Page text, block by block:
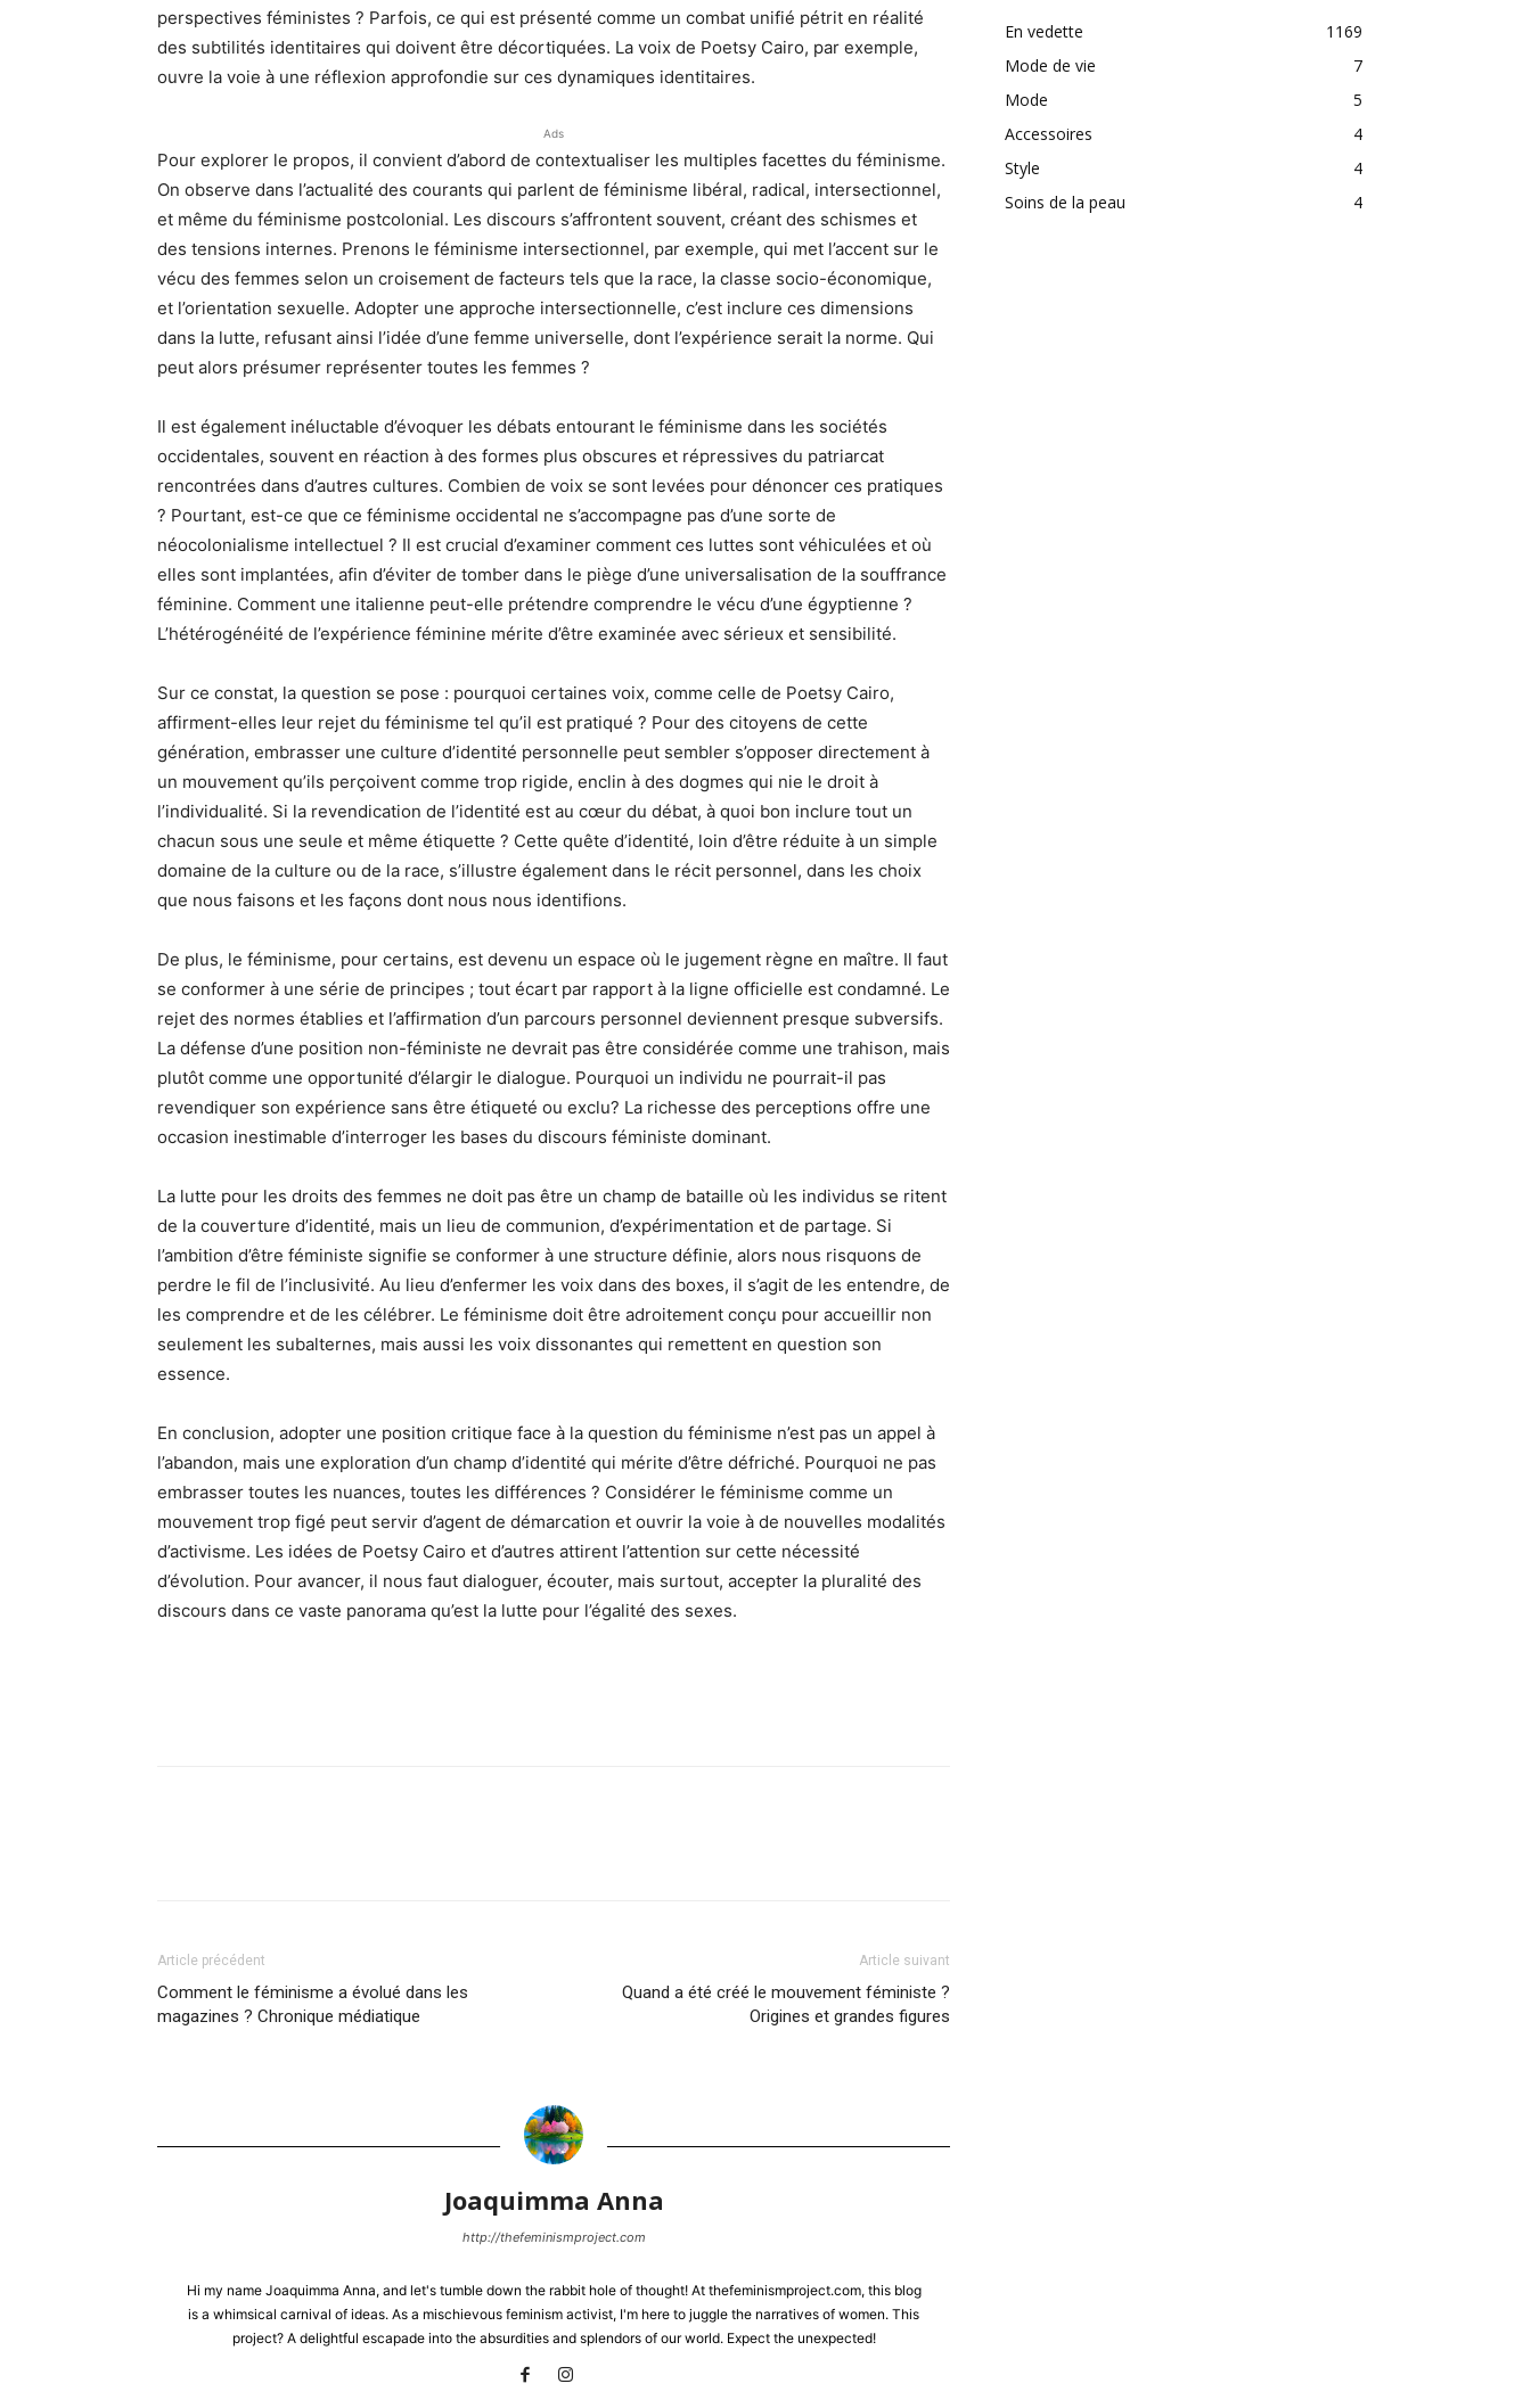
perspectives féministes ? Parfois, ce qui est présenté comme un combat unifié pétrit en réalité
des subtilités identitaires qui doivent être décortiquées. La voix de Poetsy Cairo, par exemple,
ouvre la voie à une réflexion approfondie sur ces dynamiques identitaires.
Ads
Pour explorer le propos, il convient d’abord de contextualiser les multiples facettes du féminisme.
On observe dans l’actualité des courants qui parlent de féminisme libéral, radical, intersectionnel,
et même du féminisme postcolonial. Les discours s’affrontent souvent, créant des schismes et
des tensions internes. Prenons le féminisme intersectionnel, par exemple, qui met l’accent sur le
vécu des femmes selon un croisement de facteurs tels que la race, la classe socio-économique,
et l’orientation sexuelle. Adopter une approche intersectionnelle, c’est inclure ces dimensions
dans la lutte, refusant ainsi l’idée d’une femme universelle, dont l’expérience serait la norme. Qui
peut alors présumer représenter toutes les femmes ?
Il est également inéluctable d’évoquer les débats entourant le féminisme dans les sociétés
occidentales, souvent en réaction à des formes plus obscures et répressives du patriarcat
rencontrées dans d’autres cultures. Combien de voix se sont levées pour dénoncer ces pratiques
? Pourtant, est-ce que ce féminisme occidental ne s’accompagne pas d’une sorte de
néocolonialisme intellectuel ? Il est crucial d’examiner comment ces luttes sont véhiculées et où
elles sont implantées, afin d’éviter de tomber dans le piège d’une universalisation de la souffrance
féminine. Comment une italienne peut-elle prétendre comprendre le vécu d’une égyptienne ?
L’hétérogénéité de l’expérience féminine mérite d’être examinée avec sérieux et sensibilité.
Sur ce constat, la question se pose : pourquoi certaines voix, comme celle de Poetsy Cairo,
affirment-elles leur rejet du féminisme tel qu’il est pratiqué ? Pour des citoyens de cette
génération, embrasser une culture d’identité personnelle peut sembler s’opposer directement à
un mouvement qu’ils perçoivent comme trop rigide, enclin à des dogmes qui nie le droit à
l’individualité. Si la revendication de l’identité est au cœur du débat, à quoi bon inclure tout un
chacun sous une seule et même étiquette ? Cette quête d’identité, loin d’être réduite à un simple
domaine de la culture ou de la race, s’illustre également dans le récit personnel, dans les choix
que nous faisons et les façons dont nous nous identifions.
De plus, le féminisme, pour certains, est devenu un espace où le jugement règne en maître. Il faut
se conformer à une série de principes ; tout écart par rapport à la ligne officielle est condamné. Le
rejet des normes établies et l’affirmation d’un parcours personnel deviennent presque subversifs.
La défense d’une position non-féministe ne devrait pas être considérée comme une trahison, mais
plutôt comme une opportunité d’élargir le dialogue. Pourquoi un individu ne pourrait-il pas
revendiquer son expérience sans être étiqueté ou exclu? La richesse des perceptions offre une
occasion inestimable d’interroger les bases du discours féministe dominant.
La lutte pour les droits des femmes ne doit pas être un champ de bataille où les individus se ritent
de la couverture d’identité, mais un lieu de communion, d’expérimentation et de partage. Si
l’ambition d’être féministe signifie se conformer à une structure définie, alors nous risquons de
perdre le fil de l’inclusivité. Au lieu d’enfermer les voix dans des boxes, il s’agit de les entendre, de
les comprendre et de les célébrer. Le féminisme doit être adroitement conçu pour accueillir non
seulement les subalternes, mais aussi les voix dissonantes qui remettent en question son
essence.
En conclusion, adopter une position critique face à la question du féminisme n’est pas un appel à
l’abandon, mais une exploration d’un champ d’identité qui mérite d’être défriché. Pourquoi ne pas
embrasser toutes les nuances, toutes les différences ? Considérer le féminisme comme un
mouvement trop figé peut servir d’agent de démarcation et ouvrir la voie à de nouvelles modalités
d’activisme. Les idées de Poetsy Cairo et d’autres attirent l’attention sur cette nécessité
d’évolution. Pour avancer, il nous faut dialoguer, écouter, mais surtout, accepter la pluralité des
discours dans ce vaste panorama qu’est la lutte pour l’égalité des sexes.
Article précédent
Comment le féminisme a évolué dans les
magazines ? Chronique médiatique
Article suivant
Quand a été créé le mouvement féministe ?
Origines et grandes figures
Joaquimma Anna
http://thefeminismproject.com
Hi my name Joaquimma Anna, and let's tumble down the rabbit hole of thought! At thefeminismproject.com, this blog
is a whimsical carnival of ideas. As a mischievous feminism activist, I'm here to juggle the narratives of women. This
project? A delightful escapade into the absurdities and splendors of our world. Expect the unexpected!
En vedette
1169
Mode de vie
7
Mode
5
Accessoires
4
Style
4
Soins de la peau
4